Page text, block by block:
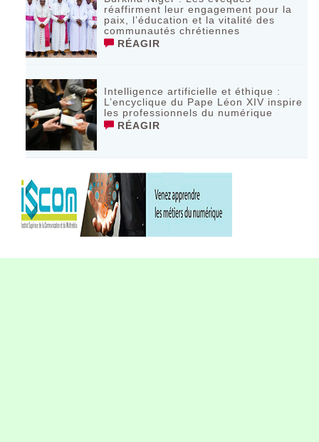
réaffirment leur engagement pour la
paix, l’éducation et la vitalité des
communautés chrétiennes
RÉAGIR
Intelligence artificielle et éthique :
L’encyclique du Pape Léon XIV inspire
les professionnels du numérique
RÉAGIR